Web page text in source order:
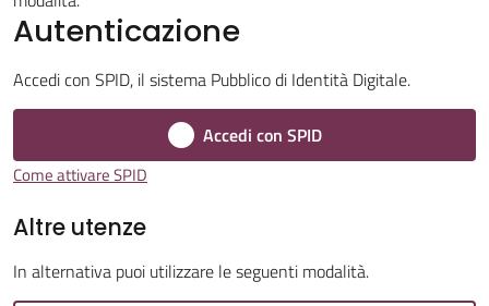
Tutti
argomenti...
Autenticazione
Accedi con SPID, il sistema Pubblico di Identità Digitale.
Accedi con SPID
Come attivare SPID
Altre utenze
In alternativa puoi utilizzare le seguenti modalità.